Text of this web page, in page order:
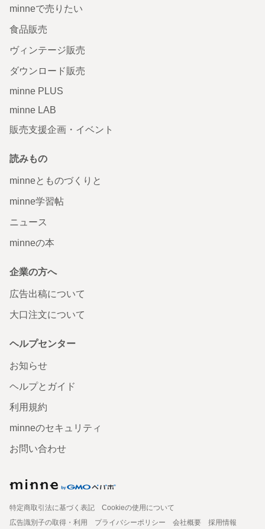
minneで売りたい
食品販売
ヴィンテージ販売
ダウンロード販売
minne PLUS
minne LAB
販売支援企画・イベント
読みもの
minneとものづくりと
minne学習帖
ニュース
minneの本
企業の方へ
広告出稿について
大口注文について
ヘルプセンター
お知らせ
ヘルプとガイド
利用規約
minneのセキュリティ
お問い合わせ
特定商取引法に基づく表記
Cookieの使用について
広告識別子の取得・利用
プライバシーポリシー 会社概要
採用情報